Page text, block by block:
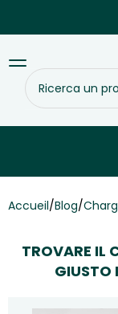
contenuto
Ricerca
un
prodotto
Toggle
navigation
Accueil/Blog/
TROVARE IL
GIUSTO